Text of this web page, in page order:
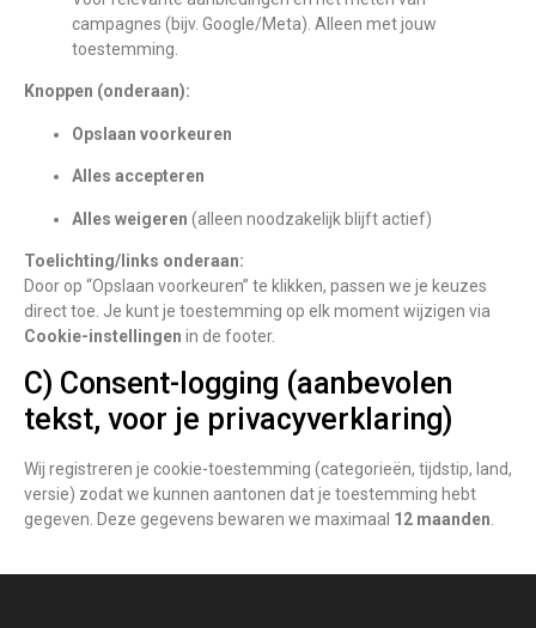
campagnes (bijv. Google/Meta). Alleen met jouw
toestemming.
Knoppen (onderaan):
Opslaan voorkeuren
Alles accepteren
Alles weigeren (alleen noodzakelijk blijft actief)
Toelichting/links onderaan:
Door op “Opslaan voorkeuren” te klikken, passen we je keuzes
direct toe. Je kunt je toestemming op elk moment wijzigen via
Cookie-instellingen in de footer.
C) Consent-logging (aanbevolen
tekst, voor je privacyverklaring)
Wij registreren je cookie-toestemming (categorieën, tijdstip, land,
versie) zodat we kunnen aantonen dat je toestemming hebt
gegeven. Deze gegevens bewaren we maximaal 12 maanden.